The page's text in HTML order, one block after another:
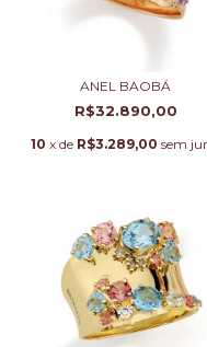
ANEL BAOBÁ
R$32.890,00
10 x de R$3.289,00 sem